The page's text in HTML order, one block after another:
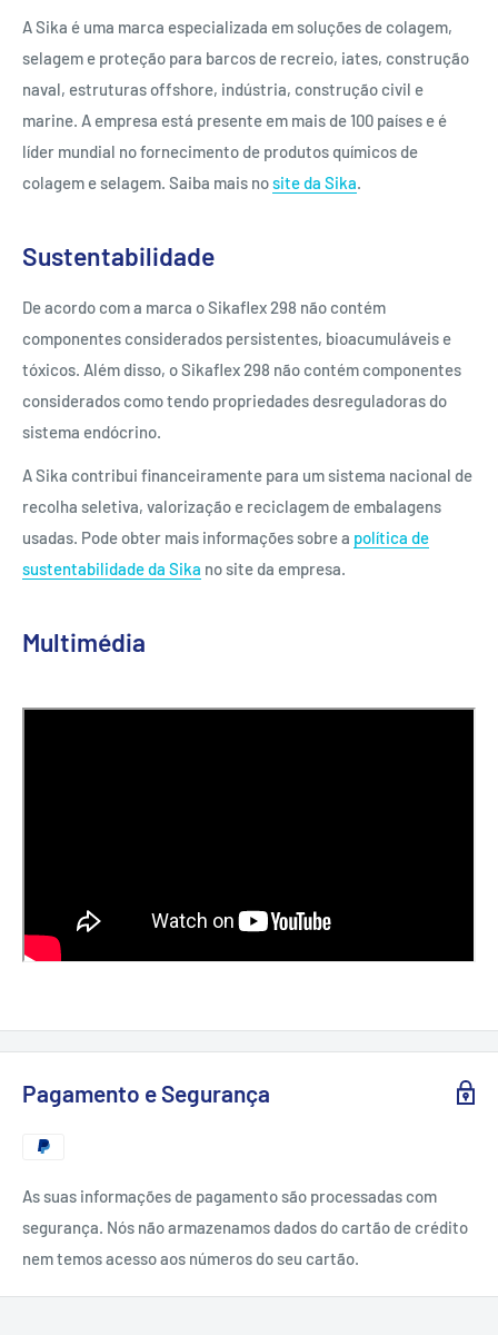
A Sika é uma marca especializada em soluções de colagem,
selagem e proteção para barcos de recreio, iates, construção
naval, estruturas offshore, indústria, construção civil e
marine. A empresa está presente em mais de 100 países e é
líder mundial no fornecimento de produtos químicos de
colagem e selagem. Saiba mais nosite da Sika.
Sustentabilidade
De acordo com a marca o Sikaflex 298 não contém
componentes considerados persistentes, bioacumuláveis e
tóxicos. Além disso, o Sikaflex 298 não contém componentes
considerados como tendo propriedades desreguladoras do
sistema endócrino.
A Sika contribui financeiramente para um sistema nacional de
recolha seletiva, valorização e reciclagem de embalagens
usadas. Pode obter mais informações sobre a política de
sustentabilidade da Sika no site da empresa.
Multimédia
Pagamento e Segurança
As suas informações de pagamento são processadas com
segurança. Nós não armazenamos dados do cartão de crédito
nem temos acesso aos números do seu cartão.